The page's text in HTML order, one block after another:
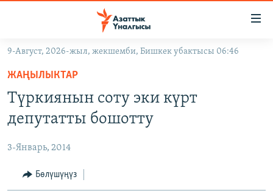
Навигацияга
өтүңүз
Издөөгө
салыңызКЫРГЫЗСТАН
ЭКОНОМИКА
МАДАНИЯТ
ДҮЙНӨ
БОРБОР АЗИЯ
УКРАИНА
АТАЙЫН ИЛИКТӨӨ
ТВ ПРОГРАММАЛАР
9-Август, 2026-жыл, жекшемби, Бишкек убактысы 06:46
ЖАҢЫЛЫКТАР
Түркиянын соту эки күрт
депутатты бошотту
3-Январь, 2014
Бөлүшүңүз